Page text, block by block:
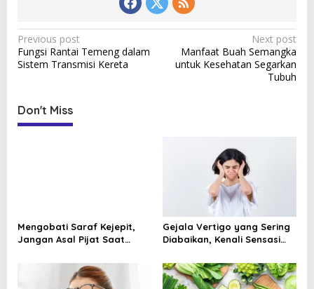
P
o
t
n
a
t
Previous post
Fungsi Rantai Temeng dalam
Sistem Transmisi Kereta
Next post
Manfaat Buah Semangka
untuk Kesehatan Segarkan
Tubuh
Don't Miss
Mengobati Saraf Kejepit,
Jangan Asal Pijat Saat
Mengganggu
Gejala Vertigo yang Sering
Diabaikan, Kenali Sensasi
Bahayanya